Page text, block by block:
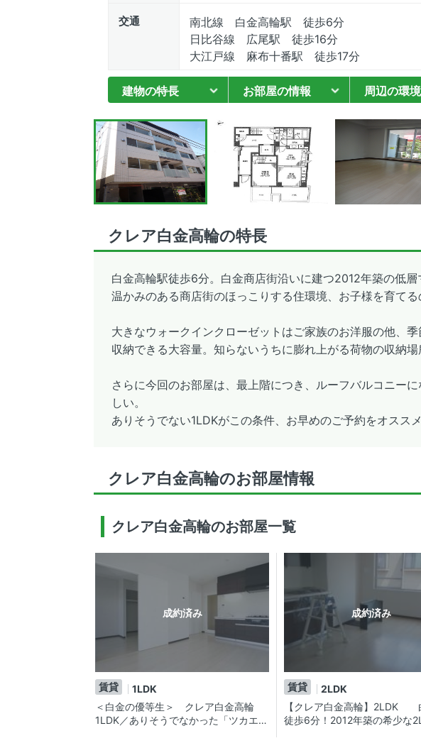
交通
南北線 白金高輪駅 徒歩6分
日比谷線 広尾駅 徒歩16分
大江戸線 麻布十番駅 徒歩17分
建物の特長 お部屋の情報 周辺の環境
クレア白金高輪の特長
白金高輪駅徒歩6分。白金商店街沿いに建つ2012年築の低層
温かみのある商店街のほっこりする住環境、お子様を育てる
大きなウォークインクローゼットはご家族のお洋服の他、
収納できる大容量。知らないうちに膨れ上がる荷物の収納
さらに今回のお部屋は、最上階につき、ルーフバルコニー
しい。
ありそうでない1LDKがこの条件、お早めのご予約をオスス
クレア白金高輪のお部屋情報
クレア白金高輪のお部屋一覧
成約済み
賃貸
1LDK
＜白金の優等生＞ クレア白金高輪
1LDK／ありそうでなかった「ツカエル
成約済み
賃貸
2LDK
【クレア白金高輪】2LDK
徒歩6分！2012年築の希少な